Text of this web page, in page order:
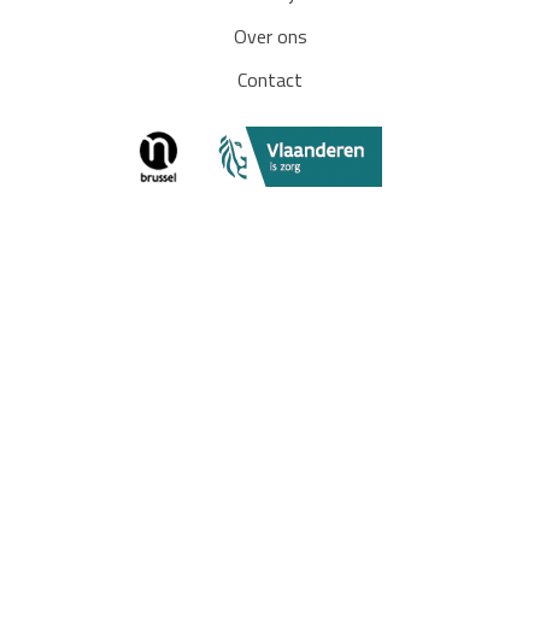
Over ons
Contact